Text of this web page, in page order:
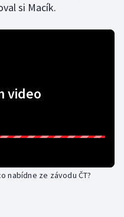
si Macík.
video
nabídne ze závodu ČT?